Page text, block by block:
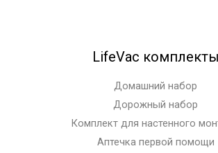
LifeVac комплекты
Домашний набор
Дорожный набор
Комплект для настенного
Аптечка первой помощи